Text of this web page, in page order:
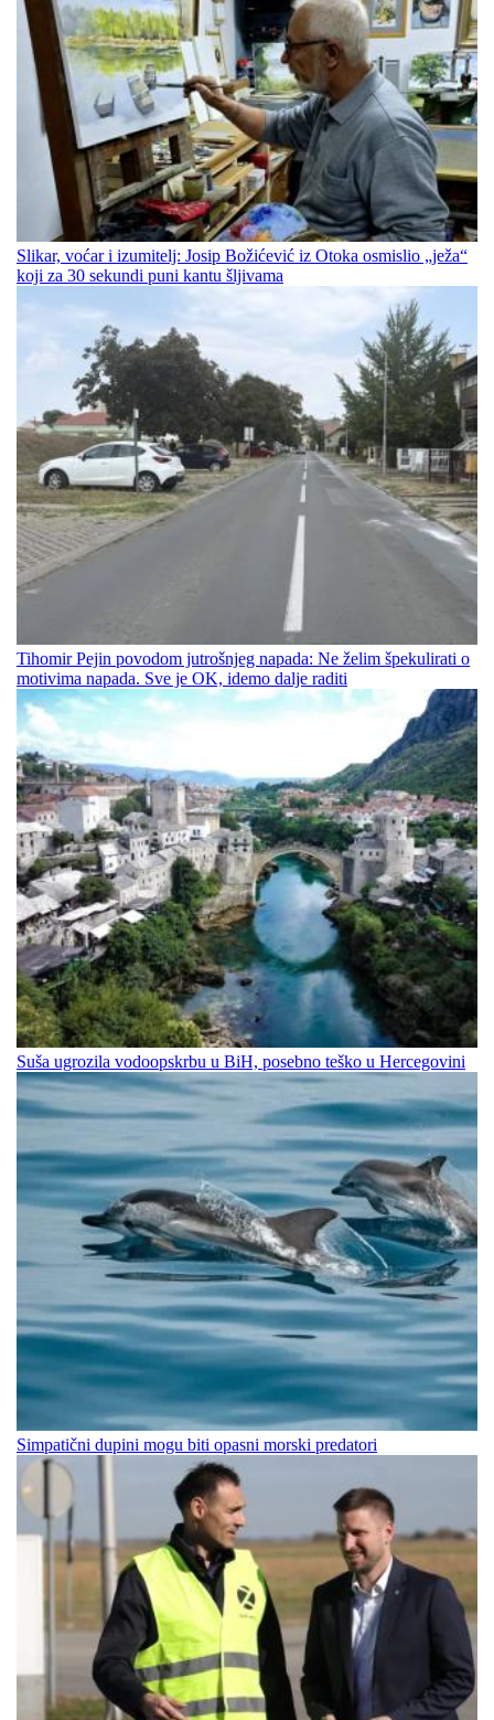
Slikar, voćar i izumitelj: Josip Božićević iz Otoka osmislio „ježa“
koji za 30 sekundi puni kantu šljivama
Tihomir Pejin povodom jutrošnjeg napada: Ne želim špekulirati o
motivima napada. Sve je OK, idemo dalje raditi
Suša ugrozila vodoopskrbu u BiH, posebno teško u Hercegovini
Simpatični dupini mogu biti opasni morski predatori